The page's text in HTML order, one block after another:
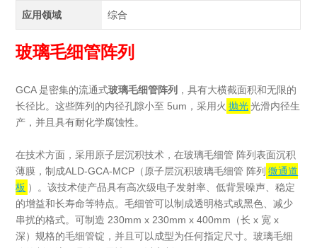
应用领域 综合
玻璃毛细管阵列
GCA 是密集的流通式玻璃毛细管阵列 ，具有大横截面积和无限的
长径比。这些阵列的内径孔隙小至 5um，采用火 抛光光滑内径生
产，并且具有耐化学腐蚀性。
在技术方面，采用原子层沉积技术，在玻璃毛细管 阵列表面沉积
薄膜，制成ALD-GCA-MCP（原子层沉积玻璃毛细管 阵列 微通道
板 ）。该技术使产品具有高次级电子发射率、低背景噪声、稳定
的增益和长寿命等特点。毛细管可以制成透明格式或黑色、减少
串扰的格式。可制造 230mm x 230mm x 400mm（长 x 宽 x
深）规格的毛细管锭，并且可以成型为任何指定尺寸。玻璃毛细